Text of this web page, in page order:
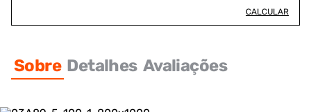
CALCULAR
Sobre Detalhes Avaliações